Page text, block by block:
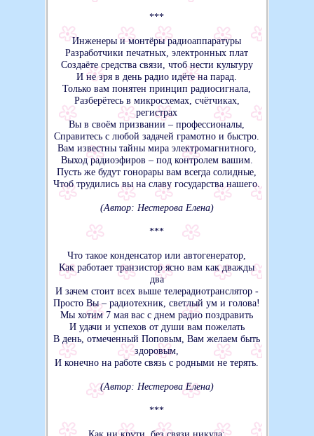
***
Инженеры и монтёры радиоаппаратуры
Разработчики печатных, электронных плат
Создаёте средства связи, чтоб нести культуру
И не зря в день радио идёте на парад.
Только вам понятен принцип радиосигнала,
Разберётесь в микросхемах, счётчиках,
регистрах
Вы в своём призвании – профессионалы,
Справитесь с любой задачей грамотно и быстро.
Вам известны тайны мира электромагнитного,
Выход радиоэфиров – под контролем вашим.
Пусть же будут гонорары вам всегда солидные,
Чтоб трудились вы на славу государства нашего.
(Автор: Нестерова Елена)
***
Что такое конденсатор или автогенератор,
Как работает транзистор ясно вам как дважды
два
И зачем стоит всех выше телерадиотранслятор -
Просто Вы – радиотехник, светлый ум и голова!
Мы хотим 7 мая вас с днем радио поздравить
И удачи и успехов от души вам пожелать
В день, отмеченный Поповым, Вам желаем быть
здоровым,
И конечно на работе связь с родными не терять.
(Автор: Нестерова Елена)
***